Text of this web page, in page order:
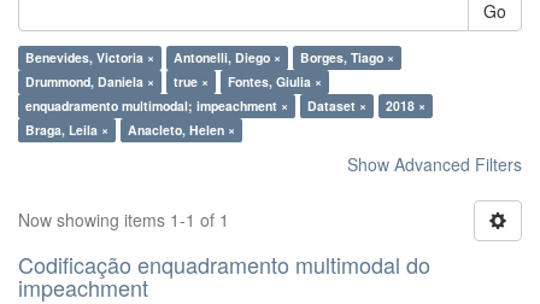
Go
Benevides, Victoria × Antonelli, Diego ×
Borges, Tiago ×
Drummond, Daniela ×
true ×
Fontes, Giulia ×
enquadramento multimodal; impeachment ×
Dataset ×
2018 ×
Braga, Leila ×
Anacleto, Helen ×
Show Advanced Filters
Now showing items 1-1 of 1
Codificação enquadramento multimodal do
impeachment